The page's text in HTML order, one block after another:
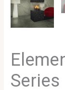
Series